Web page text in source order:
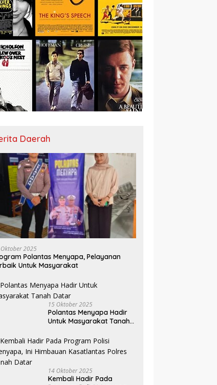
Daerah
2025
Polantas Menyapa, Pelayanan
Untuk Masyarakat
15 Oktober 2025
Polantas Menyapa Hadir
Untuk Masyarakat Tanah
14 Oktober 2025
Kembali Hadir Pada